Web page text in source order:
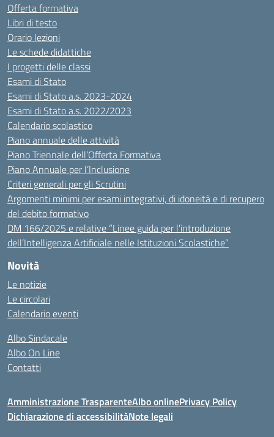
Offerta formativa
Libri di testo
Orario lezioni
Le schede didattiche
I progetti delle classi
Esami di Stato
Esami di Stato a.s. 2023-2024
Esami di Stato a.s. 2022/2023
Calendario scolastico
Piano annuale delle attività
Piano Triennale dell’Offerta Formativa
Piano Annuale per l’Inclusione
Criteri generali per gli Scrutini
Argomenti minimi per esami integrativi, di idoneità e di recupero
del debito formativo
DM 166/2025 e relative “Linee guida per l’introduzione
dell’Intelligenza Artificiale nelle Istituzioni Scolastiche”
Novità
Le notizie
Le circolari
Calendario eventi
Albo Sindacale
Albo On Line
Contatti
Amministrazione TrasparenteAlbo onlinePrivacy Policy
Dichiarazione di accessibilitàNote legali